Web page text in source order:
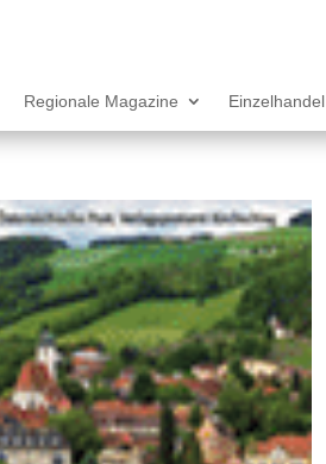
Regionale Magazine Einzelhandel